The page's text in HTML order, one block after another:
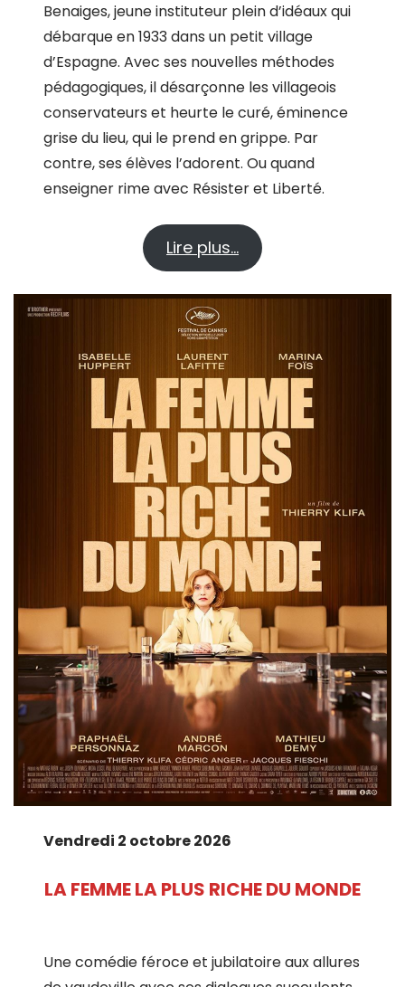
Benaiges, jeune instituteur plein d’idéaux qui
débarque en 1933 dans un petit village
d’Espagne. Avec ses nouvelles méthodes
pédagogiques, il désarçonne les villageois
conservateurs et heurte le curé, éminence
grise du lieu, qui le prend en grippe. Par
contre, ses élèves l’adorent. Ou quand
enseigner rime avec Résister et Liberté.
Lire plus…
Vendredi 2 octobre 2026
LA FEMME LA PLUS RICHE DU MONDE
Une comédie féroce et jubilatoire aux allures